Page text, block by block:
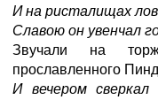
И на ристалищах
Славою он увенчал
Звучали на
прославленного
И вечером